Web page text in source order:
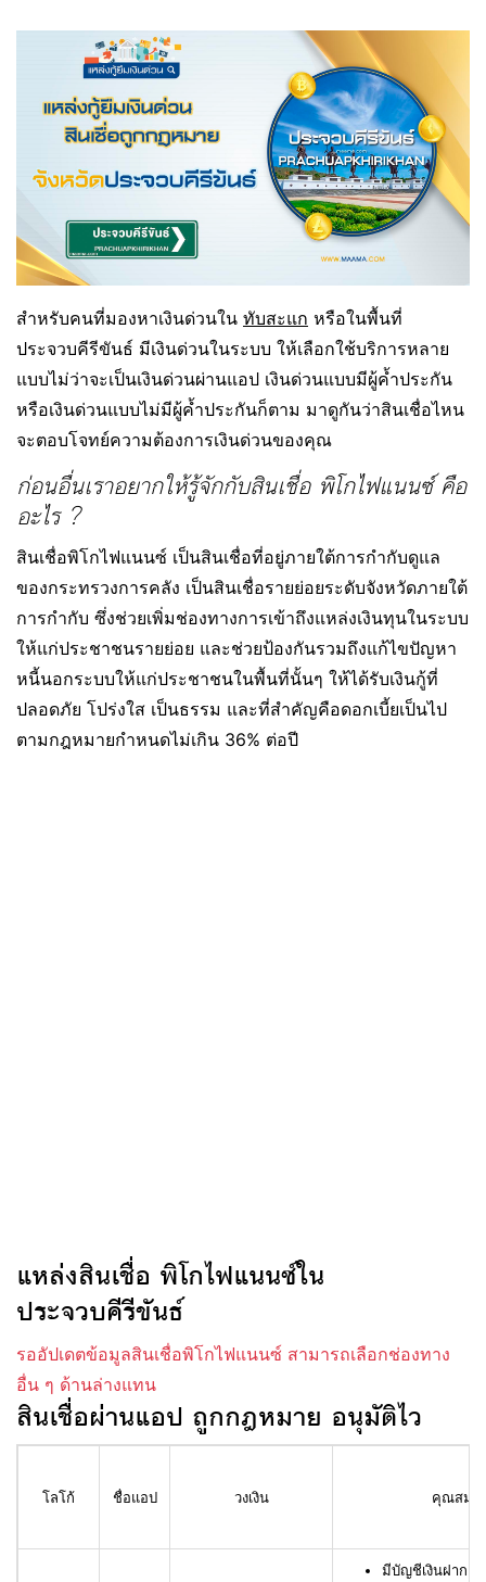
สำหรับคนที่มองหาเงินด่วนใน ทับสะแก หรือในพื้นที่
ประจวบคีรีขันธ์ มีเงินด่วนในระบบ ให้เลือกใช้บริการหลาย
แบบไม่ว่าจะเป็นเงินด่วนผ่านแอป เงินด่วนแบบมีผู้ค้ำประกัน
หรือเงินด่วนแบบไม่มีผู้ค้ำประกันก็ตาม มาดูกันว่าสินเชื่อไหน
จะตอบโจทย์ความต้องการเงินด่วนของคุณ
ก่อนอื่นเราอยากให้รู้จักกับสินเชื่อ พิโกไฟแนนซ์ คือ
อะไร ?
สินเชื่อพิโกไฟแนนซ์ เป็นสินเชื่อที่อยู่ภายใต้การกำกับดูแล
ของกระทรวงการคลัง เป็นสินเชื่อรายย่อยระดับจังหวัดภายใต้
การกำกับ ซึ่งช่วยเพิ่มช่องทางการเข้าถึงแหล่งเงินทุนในระบบ
ให้แก่ประชาชนรายย่อย และช่วยป้องกันรวมถึงแก้ไขปัญหา
หนี้นอกระบบให้แก่ประชาชนในพื้นที่นั้นๆ ให้ได้รับเงินกู้ที่
ปลอดภัย โปร่งใส เป็นธรรม และที่สำคัญคือดอกเบี้ยเป็นไป
ตามกฎหมายกำหนดไม่เกิน 36% ต่อปี
แหล่งสินเชื่อ พิโกไฟแนนซ์ใน
ประจวบคีรีขันธ์
รออัปเดตข้อมูลสินเชื่อพิโกไฟแนนซ์ สามารถเลือกช่องทาง
อื่น ๆ ด้านล่างแทน
สินเชื่อผ่านแอป ถูกกฎหมาย อนุมัติไว
โลโก้ ชื่อแอป วงเงิน คุณสมบั
มีบัญชีเงินฝาก